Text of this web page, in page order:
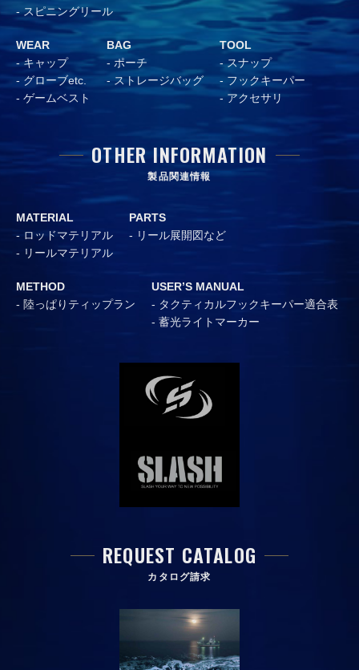
スピニングリール
WEAR
キャップ
グローブetc.
ゲームベスト
BAG
ポーチ
ストレージバッグ
TOOL
スナップ
フックキーパー
アクセサリ
OTHER INFORMATION
製品関連情報
MATERIAL
ロッドマテリアル
リールマテリアル
PARTS
リール展開図など
METHOD
陸っぱりティップラン
USER’S MANUAL
タクティカルフックキーパー適合表
蓄光ライトマーカー
REQUEST CATALOG
カタログ請求